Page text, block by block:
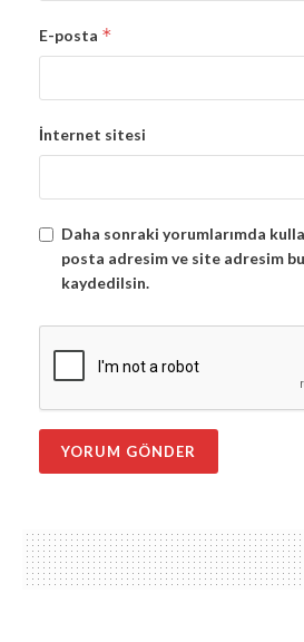
E-posta *
İnternet sitesi
Daha sonraki yorumlarımda
posta adresim ve site adresim bu
kaydedilsin.